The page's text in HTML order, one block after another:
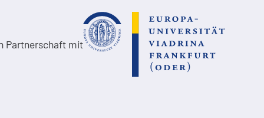
Partnerschaft mit